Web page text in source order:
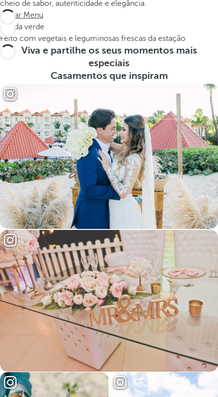
cheio de sabor, autenticidade e elegância.
Baixar Menu
Salada verde
Feito com vegetais e leguminosas frescas da estação
Viva e partilhe os seus momentos mais
especiais
Casamentos que inspiram